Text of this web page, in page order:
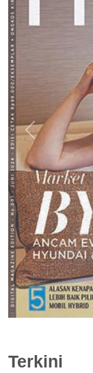
Previous
Terkini